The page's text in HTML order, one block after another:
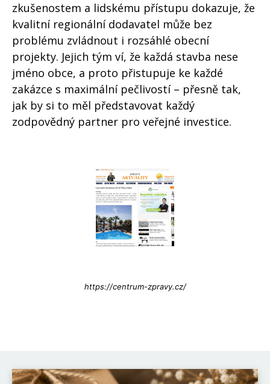
zkušenostem a lidskému přístupu dokazuje, že
kvalitní regionální dodavatel může bez
problému zvládnout i rozsáhlé obecní
projekty. Jejich tým ví, že každá stavba nese
jméno obce, a proto přistupuje ke každé
zakázce s maximální pečlivostí – přesně tak,
jak by si to měl představovat každý
zodpovědný partner pro veřejné investice.
https://centrum-zpravy.cz/